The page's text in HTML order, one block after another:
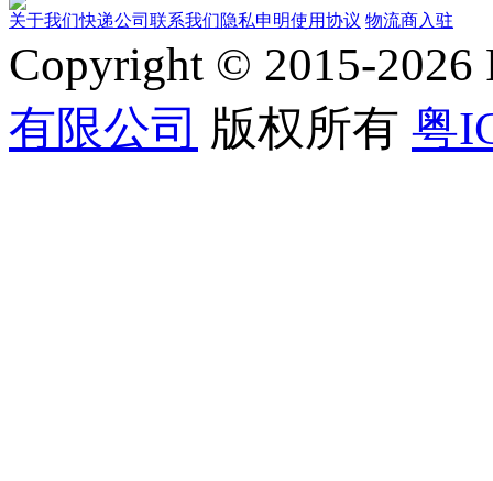
关于我们快递公司 联系我们隐私申明使用协议 物流商入驻
Copyright © 2015-2026
有限公司 版权所有 粤